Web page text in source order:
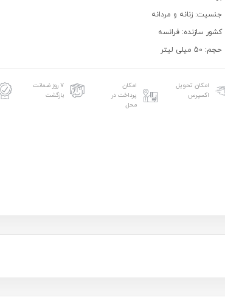
جنسیت: زنانه و مردانه
کشور سازنده: فرانسه
حجم: 50 میلی لیتر
امکان تحویل
اکسپرس
امکان
پرداخت در
محل
۷ روز ضمانت
بازگشت